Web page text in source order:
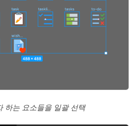
하는 요소들을 일괄 선택